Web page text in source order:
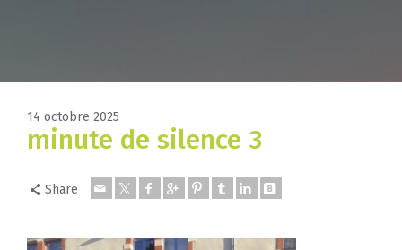
14 octobre 2025
minute de silence 3
Share